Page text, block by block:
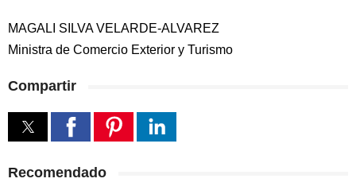
MAGALI SILVA VELARDE-ALVAREZ
Ministra de Comercio Exterior y Turismo
Compartir
Recomendado